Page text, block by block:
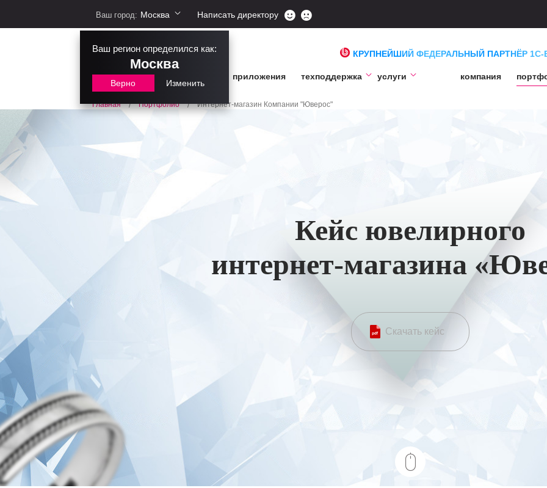
Ваш город: Москва
Ваш регион определился как:
Москва
Верно Изменить
Написать директору
КРУПНЕЙШИЙ ФЕДЕРАЛЬНЫЙ ПАРТНЁР 1С-
сайты интернет-магазины приложения техподдержка услуги компания
Главная / Портфолио / Интернет-магазин Компании "Юверос"
Кейс ювелирного
интернет-магазина
Скачать кейс